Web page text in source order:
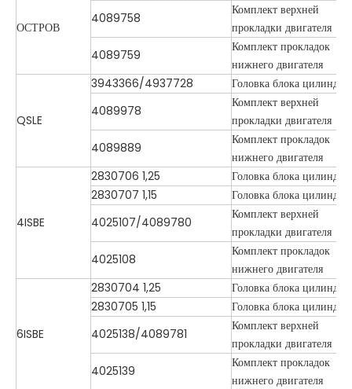
ОСТРОВ
4089758
Комплект верхней
прокладки двигателя
4089759
Комплект прокладок
нижнего двигателя
QSLE
3943366/4937728
Головка блока
4089978
Комплект верхней
прокладки двигателя
4089889
Комплект прокладок
нижнего двигателя
4ISBE
2830706 1,25
Головка блока
2830707 1,15
Головка блока
4025107/4089780
Комплект верхней
прокладки двигателя
4025108
Комплект прокладок
нижнего двигателя
6ISBE
2830704 1,25
Головка блока
2830705 1,15
Головка блока
4025138/4089781
Комплект верхней
прокладки двигателя
4025139
Комплект прокладок
нижнего двигателя